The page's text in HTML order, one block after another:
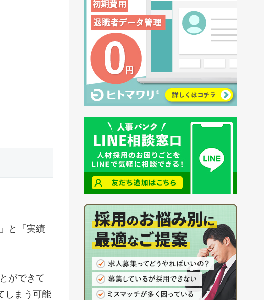
と「実績
ができて
しまう可能